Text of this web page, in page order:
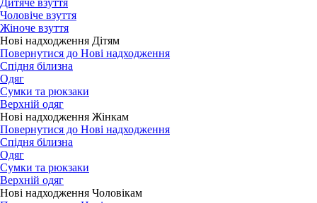
Дитяче взуття
Чоловіче взуття
Жіноче взуття
Нові надходження Дітям
Повернутися до Нові надходження
Спідня білизна
Одяг
Сумки та рюкзаки
Верхній одяг
Нові надходження Жінкам
Повернутися до Нові надходження
Спідня білизна
Одяг
Сумки та рюкзаки
Верхній одяг
Нові надходження Чоловікам